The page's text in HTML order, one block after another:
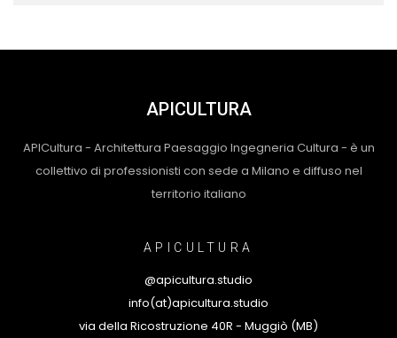
APICULTURA
APICultura - Architettura Paesaggio Ingegneria Cultura - è un
collettivo di professionisti con sede a Milano e diffuso nel
territorio italiano
APICULTURA
@apicultura.studio
info(at)apicultura.studio
via della Ricostruzione 40R - Muggiò (MB)